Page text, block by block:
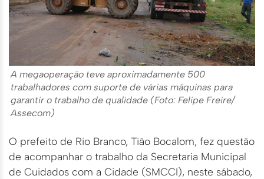
A megaoperação teve aproximadamente 500
trabalhadores com suporte de várias máquinas para
garantir o trabalho de qualidade (Foto: Felipe Freire/
Assecom)
O prefeito de Rio Branco, Tião Bocalom, fez questão
de acompanhar o trabalho da Secretaria Municipal
de Cuidados com a Cidade (SMCCI), neste sábado,